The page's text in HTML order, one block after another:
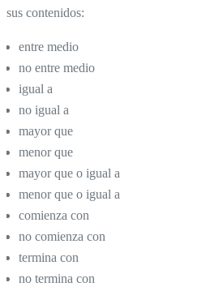
sus contenidos:
entre medio
no entre medio
igual a
no igual a
mayor que
menor que
mayor que o igual a
menor que o igual a
comienza con
no comienza con
termina con
no termina con